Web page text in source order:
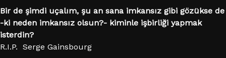
Bir de şimdi uçalım, şu an sana imkansız gibi gözükse de
-ki neden imkansız olsun?- kiminle işbirliği yapmak
isterdin?
R.I.P. Serge Gainsbourg